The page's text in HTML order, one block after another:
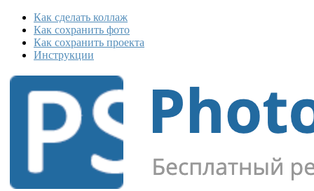
Как сделать коллаж
Как сохранить фото
Как сохранить проекта
Инструкции